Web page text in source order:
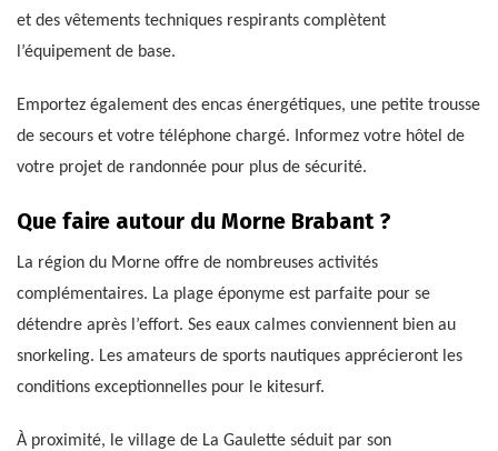
et des vêtements techniques respirants complètent
l’équipement de base.
Emportez également des encas énergétiques, une petite trousse
de secours et votre téléphone chargé. Informez votre hôtel de
votre projet de randonnée pour plus de sécurité.
Que faire autour du Morne Brabant ?
La région du Morne offre de nombreuses activités
complémentaires. La plage éponyme est parfaite pour se
détendre après l’effort. Ses eaux calmes conviennent bien au
snorkeling. Les amateurs de sports nautiques apprécieront les
conditions exceptionnelles pour le kitesurf.
À proximité, le village de La Gaulette séduit par son